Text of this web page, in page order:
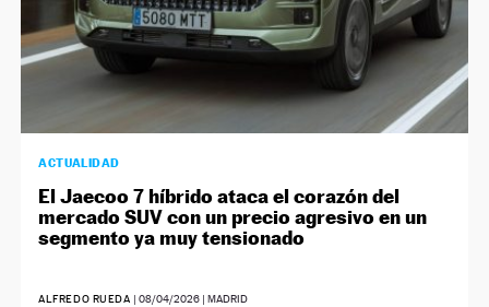
ACTUALIDAD
El Jaecoo 7 híbrido ataca el corazón del
mercado SUV con un precio agresivo en un
segmento ya muy tensionado
ALFREDO RUEDA |08/04/2026 | MADRID